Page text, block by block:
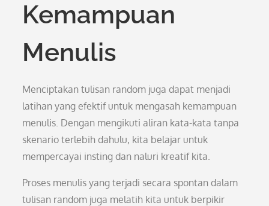
Kemampuan
Menulis
Menciptakan tulisan random juga dapat menjadi
latihan yang efektif untuk mengasah kemampuan
menulis. Dengan mengikuti aliran kata-kata tanpa
skenario terlebih dahulu, kita belajar untuk
mempercayai insting dan naluri kreatif kita.
Proses menulis yang terjadi secara spontan dalam
tulisan random juga melatih kita untuk berpikir